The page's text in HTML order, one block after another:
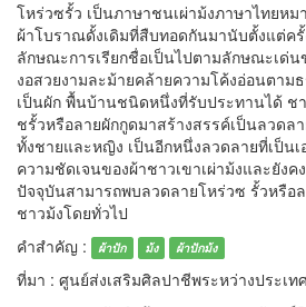
โหร่วซรั้ว เป็นภาษาชนเผ่าม้งภาษาไทยหม
ผ้าโบราณดั้งเดิมที่สืบทอดกันมานับตั้งแต่ค
ลักษณะการเรียกชื่อเป็นไปตามลักษณะเด่
งอสวยงามละม้ายคล้ายความโค้งอ่อนตาม
เป็นผัก พื้นบ้านชนิดหนึ่งที่รับประทานได้ ช
ชรั้วหรือลายผักกูดมาสร้างสรรค์เป็นลวดล
ทั้งชายและหญิง เป็นอีกหนึ่งลวดลายที่เป็น
ความชัดเจนของผ้าชาวเขาเผ่าม้งและยัง
ปัจจุบันสามารถพบลวดลายโหร่วซ รั้วหรือ
ชาวม้งโดยทั่วไป
คำสำคัญ :
ผ้าปัก ม้ง ผ้าปักม้ง
ที่มา : ศูนย์ส่งเสริมศิลปาชีพระหว่างประเท